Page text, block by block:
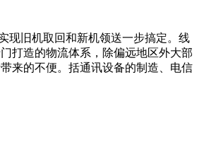
现旧机取回和新机领送一步搞定。线
打造的物流体系，除偏远地区外大部
来的不便。括通讯设备的制造、电信